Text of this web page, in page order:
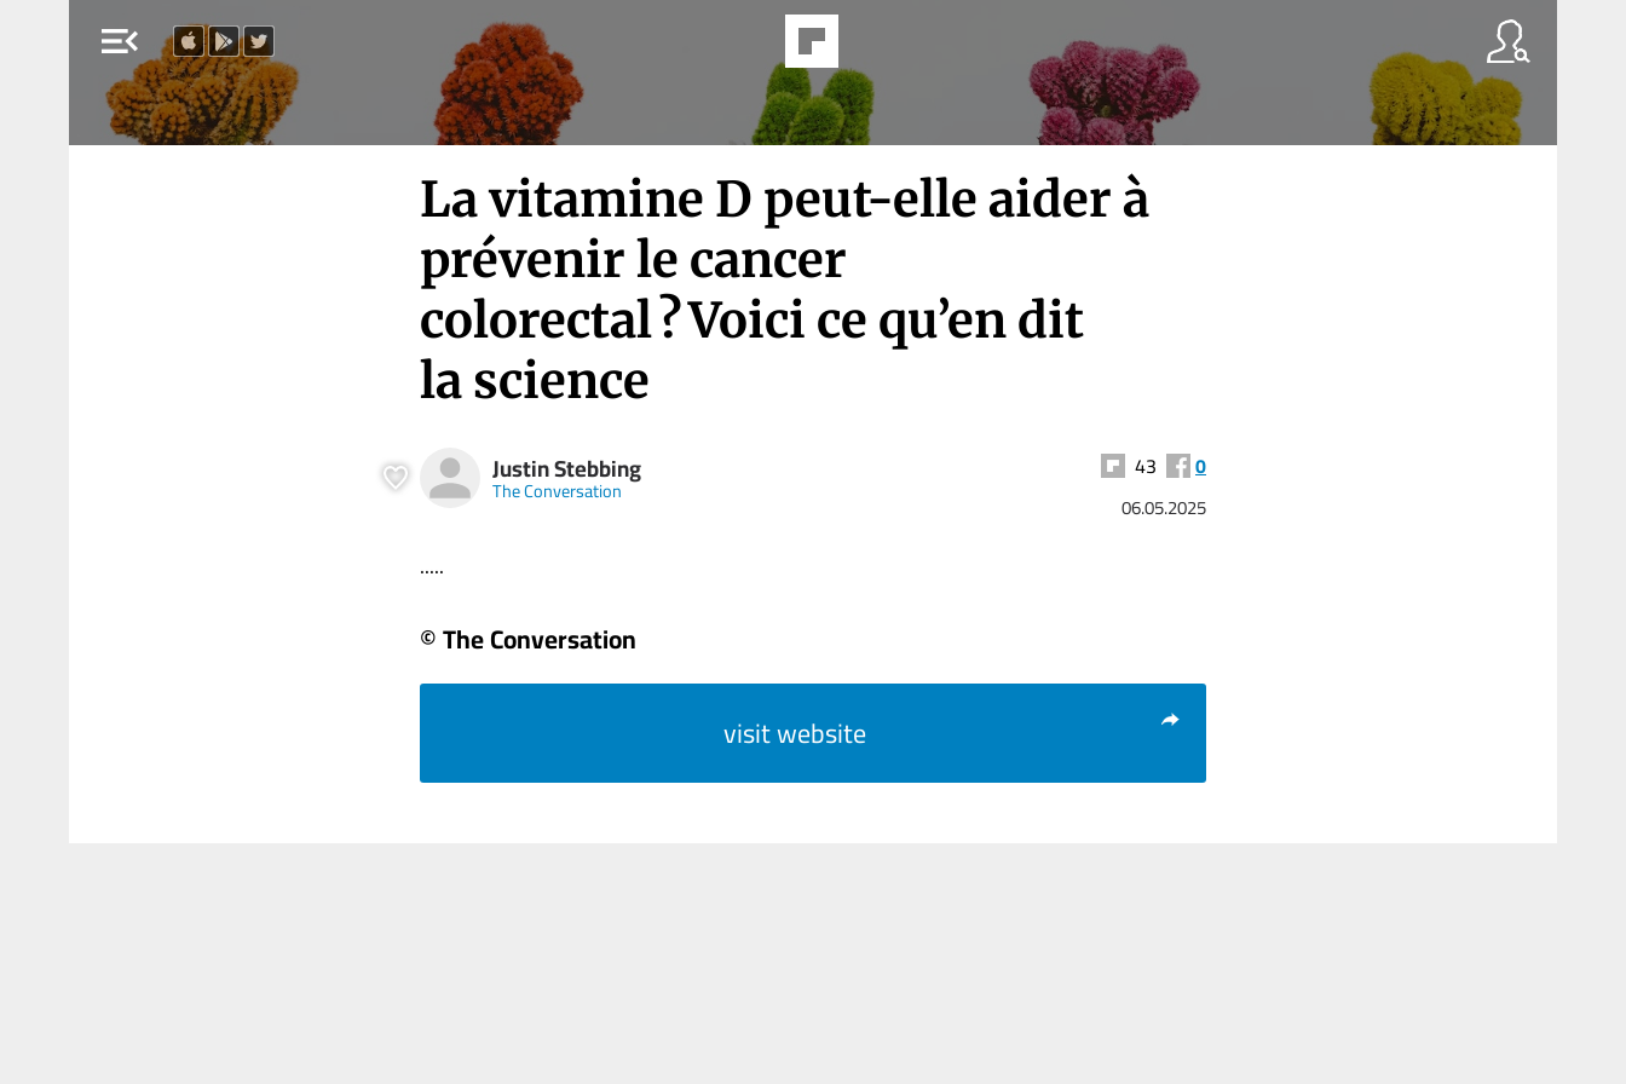
menu_open
La vitamine D peut-elle aider à
prévenir le cancer
colorectal ? Voici ce qu’en dit
la science
Justin Stebbing
The Conversation
43 0
06.05.2025
.....
© The Conversation
visit website